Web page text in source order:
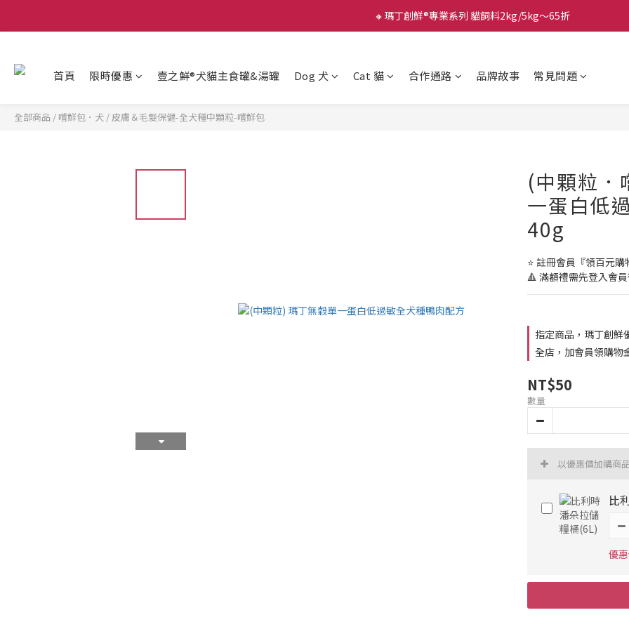
🔸瑪丁創鮮®專業系列 貓飼料2kg/5kg～65折
首頁 限時優惠 壹之鮮®犬貓主食罐&湯罐 Dog 犬 Cat 貓 合作通路 品牌故事 常見問題
全部商品 / 嚐鮮包．犬 / 皮膚＆毛髮保健-全犬種中顆粒-嚐鮮包
(中顆粒．
一蛋白低
40g
⭐️ 註冊會員『領百元
🔺 滿額禮需先登入會
指定商品，瑪丁創鮮
全店，加會員領購物
NT$50
數量
以優惠價加購商
比
優